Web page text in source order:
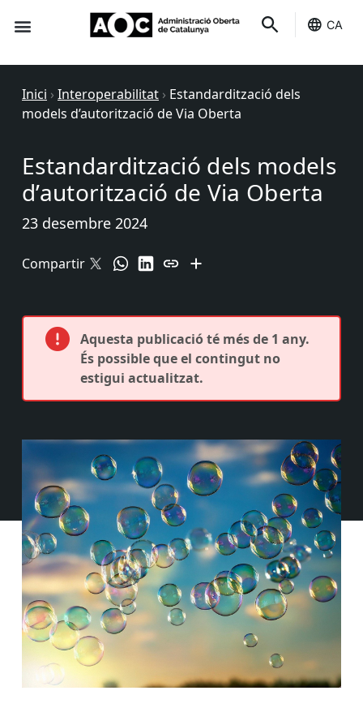
CA
Inici › Interoperabilitat › Estandardització dels
models d’autorització de Via Oberta
Estandardització dels models
d’autorització de Via Oberta
23 desembre 2024
Compartir
Aquesta publicació té més de 1 any.
És possible que el contingut no
estigui actualitzat.